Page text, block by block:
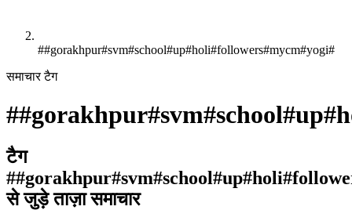
##gorakhpur#svm#school#up#holi#followers#mycm#yogi#
समाचार टैग
#
टैग
#
से जुड़े ताज़ा समाचार